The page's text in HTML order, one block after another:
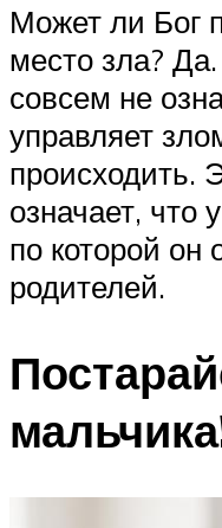
Может ли Бог
место зла?
совсем не
управляет
происходить.
означает, что
по которой он
родителей.